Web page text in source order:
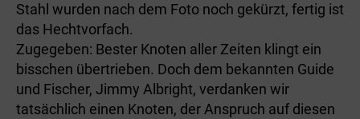
Stahl wurden nach dem Foto noch gekürzt, fertig ist
das Hechtvorfach.
Zugegeben: Bester Knoten aller Zeiten klingt ein
bisschen übertrieben. Doch dem bekannten Guide
und Fischer, Jimmy Albright, verdanken wir
tatsächlich einen Knoten, der Anspruch auf diesen